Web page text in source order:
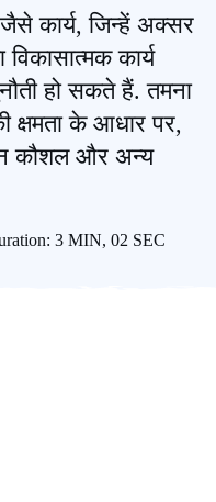
जैसे कार्य, जिन्हें अक्सर
विकासात्मक कार्य
हो सकते हैं. तमना
क्षमता के आधार पर,
कौशल और अन्य
3 MIN, 02 SEC